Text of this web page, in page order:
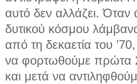
αυτό δεν αλλάζει. Όταν
δυτικού κόσμου
από τη δεκαετία του
να φορτωθούμε πρώτα
και μετά να